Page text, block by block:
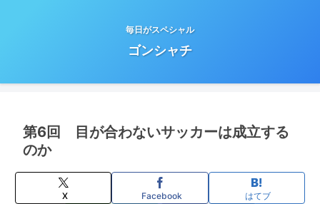
毎日がスペシャル
ゴンシャチ
第6回 目が合わないサッカーは成立する
のか
X Facebook はてブ